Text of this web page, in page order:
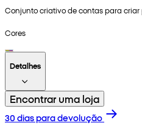
Conjunto criativo de contas para criar
Cores
Detalhes
Encontrar uma loja
30 dias para devolução